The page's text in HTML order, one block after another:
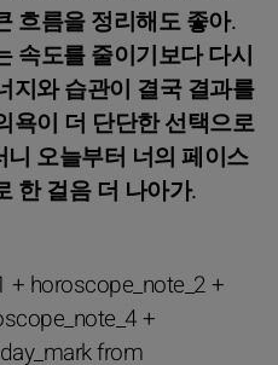
흐름을 정리해도 좋아.
속도를 줄이기보다 다시
지와 습관이 결국 결과를
욕이 더 단단한 선택으로
오늘부터 너의 페이스
한 걸음 더 나아가.
+ horoscope_note_2 +
+
from